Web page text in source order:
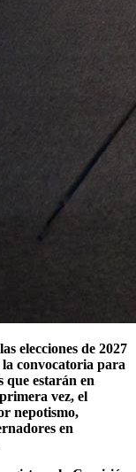
elecciones de 2027
convocatoria para
que estarán en
vez, el
nepotismo,
en